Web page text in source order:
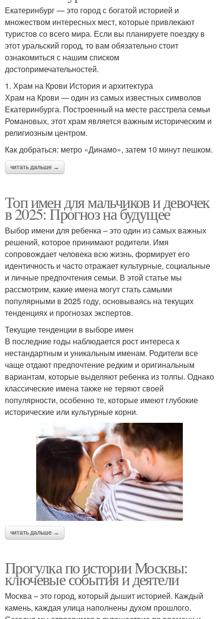
Екатеринбург — это город с богатой историей и
множеством интересных мест, которые привлекают
туристов со всего мира. Если вы планируете поездку в
этот уральский город, то вам обязательно стоит
ознакомиться с нашим списком
достопримечательностей.
1. Храм на Крови История и архитектура
Храм на Крови — один из самых известных символов
Екатеринбурга. Построенный на месте расстрела семьи
Романовых, этот храм является важным историческим и
религиозным центром.
Как добраться: метро «Динамо», затем 10 минут пешком.
читать дальше →
Топ имен для мальчиков и девочек
в 2025: Прогноз на будущее
Выбор имени для ребенка – это один из самых важных
решений, которое принимают родители. Имя
сопровождает человека всю жизнь, формирует его
идентичность и часто отражает культурные, социальные
и личные предпочтения семьи. В этой статье мы
рассмотрим, какие имена могут стать самыми
популярными в 2025 году, основываясь на текущих
тенденциях и прогнозах экспертов.
Текущие тенденции в выборе имен
В последние годы наблюдается рост интереса к
нестандартным и уникальным именам. Родители все
чаще отдают предпочтение редким и оригинальным
вариантам, которые выделяют ребенка из толпы. Однако
классические имена также не теряют своей
популярности, особенно те, которые имеют глубокие
исторические или культурные корни.
читать дальше →
Прогулка по истории Москвы:
ключевые события и деятели
Москва – это город, который дышит историей. Каждый
камень, каждая улица наполнены духом прошлого.